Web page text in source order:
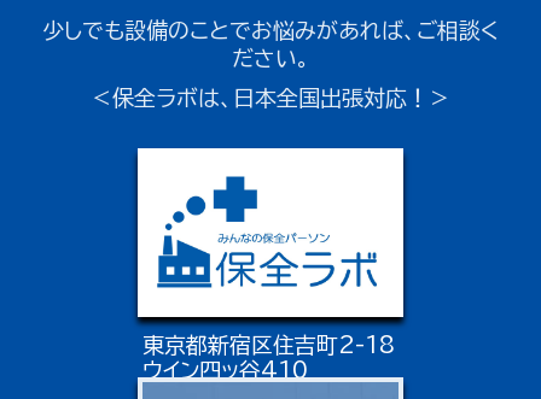
少しでも設備のことでお悩みがあれば、ご相談く
ださい。
＜保全ラボは、日本全国出張対応！＞
東京都新宿区住吉町2-18
ウイン四ッ谷410